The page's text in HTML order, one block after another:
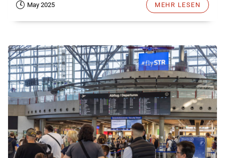
May 2025 MEHR LESEN